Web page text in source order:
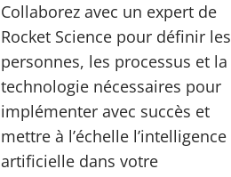
Collaborez avec un expert de
Rocket Science pour définir les
personnes, les processus et la
technologie nécessaires pour
implémenter avec succès et
mettre à l’échelle l’intelligence
artificielle dans votre